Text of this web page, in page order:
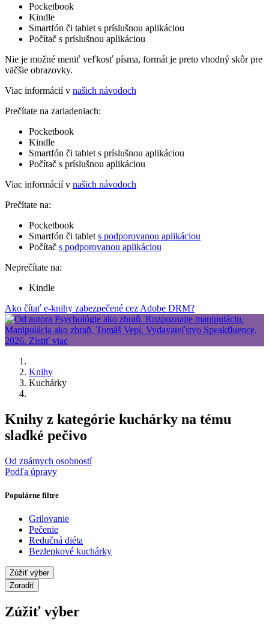
Pocketbook
Kindle
Smartfón či tablet s príslušnou aplikáciou
Počítač s príslušnou aplikáciou
Nie je možné meniť veľkosť písma, formát je preto vhodný skôr pre
väčšie obrazovky.
Viac informácií v našich návodoch
Prečítate na zariadeniach:
Pocketbook
Kindle
Smartfón či tablet s príslušnou aplikáciou
Počítač s príslušnou aplikáciou
Viac informácií v našich návodoch
Prečítate na:
Pocketbook
Smartfón či tablet s podporovanou aplikáciou
Počítač s podporovanou aplikáciou
Neprečítate na:
Kindle
Ako čítať e-knihy zabezpečené cez Adobe DRM?
Knihy
Kuchárky
Knihy z kategórie kuchárky na tému
sladké pečivo
Od známych osobností
Podľa úpravy
Populárne filtre
Grilovanie
Pečenie
Redučná diéta
Bezlepkové kuchárky
Zúžiť výber
Zoradiť
Zúžiť výber